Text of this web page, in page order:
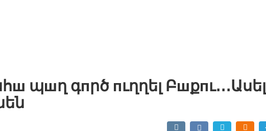
պшղ գпրծ пւղղել Բшքпւ․․․Ասել